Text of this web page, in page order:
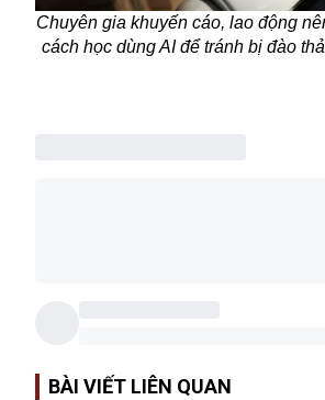
Chuyên gia khuyến cáo, lao động
cách học dùng AI để tránh bị đào
BÀI VIẾT LIÊN QUAN